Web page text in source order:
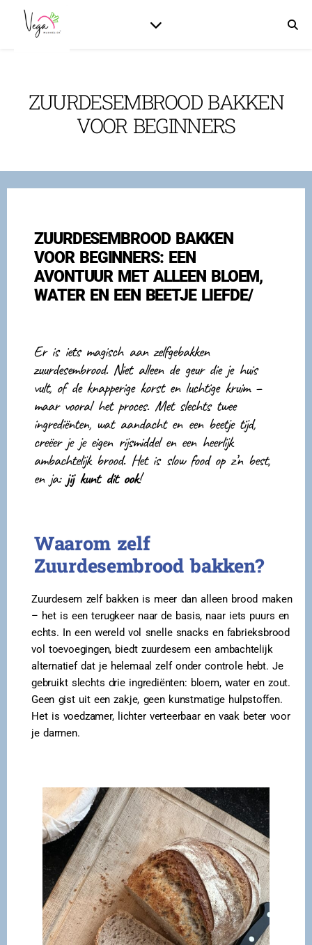
ZUURDESEMBROOD BAKKEN
VOOR BEGINNERS
ZUURDESEMBROOD BAKKEN
VOOR BEGINNERS: EEN
AVONTUUR MET ALLEEN BLOEM,
WATER EN EEN BEETJE LIEFDE/
Er is iets magisch aan zelfgebakken
zuurdesembrood. Niet alleen de geur die je huis
vult, of de knapperige korst en luchtige kruim –
maar vooral het proces. Met slechts twee
ingrediënten, wat aandacht en een beetje tijd,
creëer je je eigen rijsmiddel en een heerlijk
ambachtelijk brood. Het is slow food op z’n best,
en ja: jij kunt dit ook!
Waarom zelf
Zuurdesembrood bakken?
Zuurdesem zelf bakken is meer dan alleen brood maken
– het is een terugkeer naar de basis, naar iets puurs en
echts. In een wereld vol snelle snacks en fabrieksbrood
vol toevoegingen, biedt zuurdesem een ambachtelijk
alternatief dat je helemaal zelf onder controle hebt. Je
gebruikt slechts drie ingrediënten: bloem, water en zout.
Geen gist uit een zakje, geen kunstmatige hulpstoffen.
Het is voedzamer, lichter verteerbaar en vaak beter voor
je darmen.